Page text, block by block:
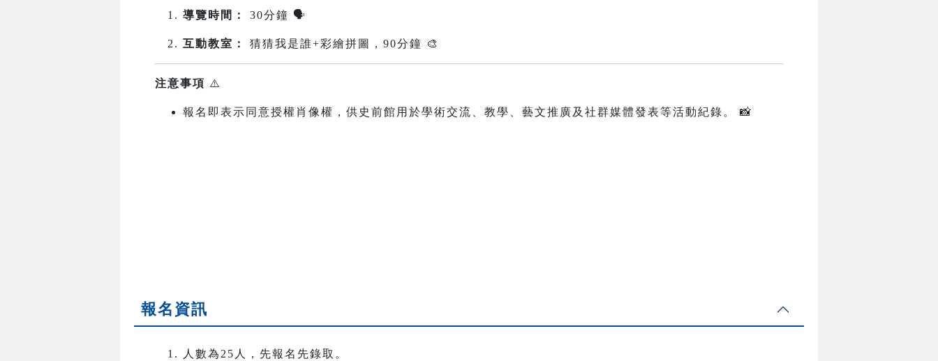
導覽時間： 30分鐘 🗣️
互動教室： 猜猜我是誰+彩繪拼圖，90分鐘 🎨
注意事項 ⚠️
報名即表示同意授權肖像權，供史前館用於學術交流、教學、藝文推廣及社群媒體發表等活動紀錄。 📸
報名資訊
人數為25人，先報名先錄取。